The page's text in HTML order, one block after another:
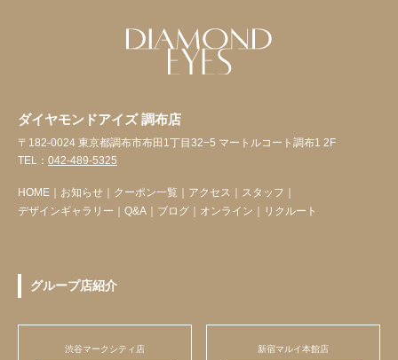
ダイヤモンドアイズ 調布店
〒182-0024 東京都調布市布田1丁目32−5 マートルコート調布1 2F
TEL： 042-489-5325
HOME ｜ お知らせ ｜ クーポン一覧 ｜ アクセス ｜ スタッフ ｜
デザインギャラリー ｜ Q&A ｜ ブログ ｜ オンライン ｜ リクルート
グループ店紹介
渋谷マークシティ店 新宿マルイ本館店